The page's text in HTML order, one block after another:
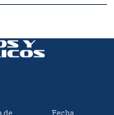
de Fecha